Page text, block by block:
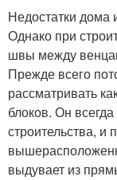
Недостатки дома
Однако при
швы между
Прежде всего
рассматривать
блоков. Он
строительства, и
выдувает из